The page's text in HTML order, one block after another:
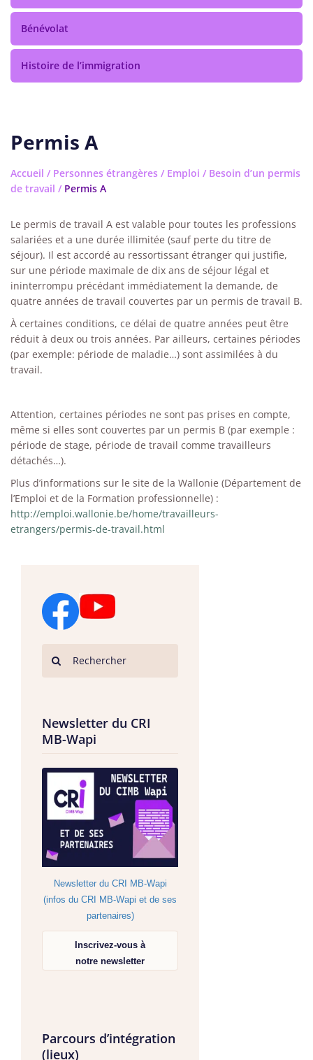
Bénévolat
Histoire de l’immigration
Permis A
Accueil / Personnes étrangères / Emploi / Besoin d’un permis
de travail / Permis A
Le permis de travail A est valable pour toutes les professions
salariées et a une durée illimitée (sauf perte du titre de
séjour). Il est accordé au ressortissant étranger qui justifie,
sur une période maximale de dix ans de séjour légal et
ininterrompu précédant immédiatement la demande, de
quatre années de travail couvertes par un permis de travail B.
À certaines conditions, ce délai de quatre années peut être
réduit à deux ou trois années. Par ailleurs, certaines périodes
(par exemple: période de maladie…) sont assimilées à du
travail.
Attention, certaines périodes ne sont pas prises en compte,
même si elles sont couvertes par un permis B (par exemple :
période de stage, période de travail comme travailleurs
détachés…).
Plus d’informations sur le site de la Wallonie (Département de
l’Emploi et de la Formation professionnelle) :
http://emploi.wallonie.be/home/travailleurs-
etrangers/permis-de-travail.html
Newsletter du CRI
MB-Wapi
Newsletter du CRI MB-Wapi
(infos du CRI MB-Wapi et de ses
partenaires)
Inscrivez-vous à
notre newsletter
Parcours d’intégration
(lieux)